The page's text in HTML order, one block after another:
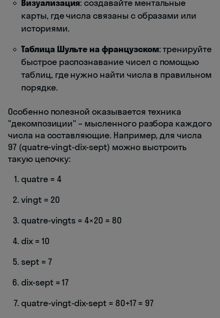
Визуализация: создавайте ментальные
карты, где числа связаны с образами или
историями.
Таблица Шульте на французском: тренируйте
быстрое распознавание чисел с помощью
таблиц, где нужно найти числа в правильном
порядке.
Особенно полезной оказывается техника
"декомпозиции" – мысленного разбора каждого
числа на составляющие. Например, для числа
97 (quatre-vingt-dix-sept) можно выстроить
такую цепочку:
quatre = 4
vingt = 20
quatre-vingts = 4×20 = 80
dix = 10
sept = 7
dix-sept = 17
quatre-vingt-dix-sept = 80+17 = 97